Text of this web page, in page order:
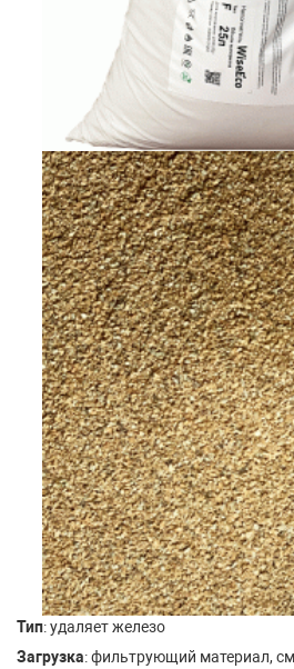
Тип: удаляет железо
Загрузка: фильтрующий материал,